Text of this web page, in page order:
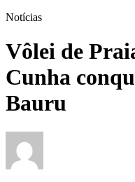
Notícias
Vôlei de
Cunha
Bauru